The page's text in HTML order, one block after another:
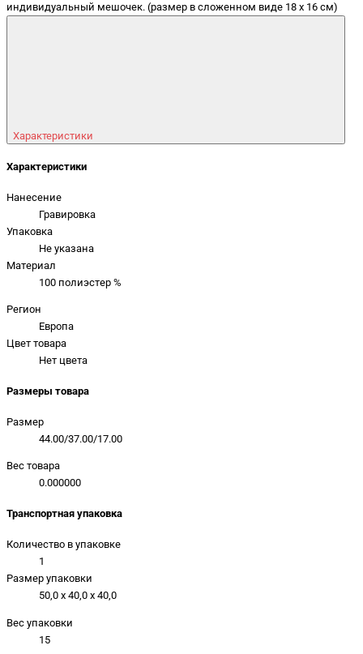
индивидуальный мешочек. (размер в сложенном виде 18 x 16 см)
Характеристики
Характеристики
Нанесение
Гравировка
Упаковка
Не указана
Материал
100 полиэстер %
Регион
Европа
Цвет товара
Нет цвета
Размеры товара
Размер
44.00/37.00/17.00
Вес товара
0.000000
Транспортная упаковка
Количество в упаковке
1
Размер упаковки
50,0 x 40,0 x 40,0
Вес упаковки
15